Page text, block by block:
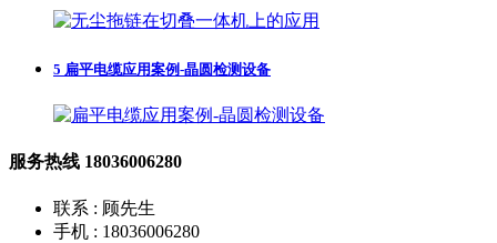
5 扁平电缆应用案例-晶圆检测设备
服务热线 18036006280
联系 : 顾先生
手机 : 18036006280